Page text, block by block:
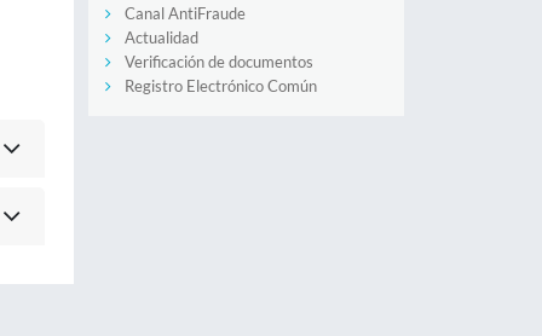
Canal AntiFraude
Actualidad
Verificación de documentos
Registro Electrónico Común